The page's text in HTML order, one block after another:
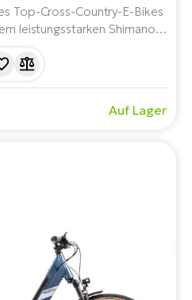
Top-Cross-Country-E-Bikes
leistungsstarken Shimano
von bis zu 185 km
Auf Lager